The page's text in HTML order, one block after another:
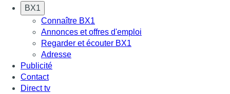
BX1
Connaître BX1
Annonces et offres d'emploi
Regarder et écouter BX1
Adresse
Publicité
Contact
Direct tv